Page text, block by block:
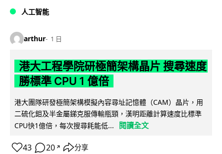
人工智能
arthur 1 日
港大工程學院研極簡架構晶片 搜尋速度
勝標準 CPU 1 億倍
港大團隊研發極簡架構模擬內容尋址記憶體（CAM）晶片，用
二硫化鉬及半金屬銻克服傳輸瓶頸，漢明距離計算速度比標準
CPU快1億倍，每次搜尋耗能低...
閱讀全文
43 20 ↗ 分享